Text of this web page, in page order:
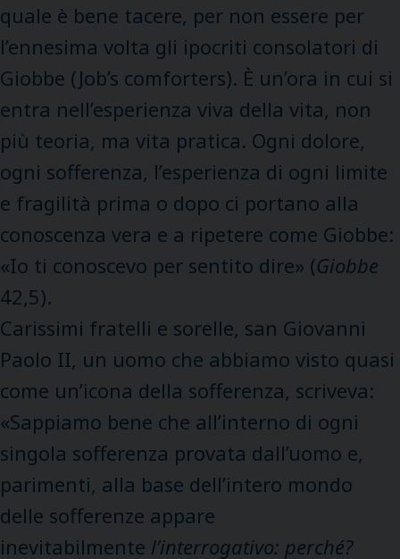
quale è bene tacere, per non essere per
l’ennesima volta gli ipocriti consolatori di
Giobbe (Job’s comforters). È un’ora in cui si
entra nell’esperienza viva della vita, non
più teoria, ma vita pratica. Ogni dolore,
ogni sofferenza, l’esperienza di ogni limite
e fragilità prima o dopo ci portano alla
conoscenza vera e a ripetere come Giobbe:
«Io ti conoscevo per sentito dire» (Giobbe
42,5).
Carissimi fratelli e sorelle, san Giovanni
Paolo II, un uomo che abbiamo visto quasi
come un’icona della sofferenza, scriveva:
«Sappiamo bene che all’interno di ogni
singola sofferenza provata dall’uomo e,
parimenti, alla base dell’intero mondo
delle sofferenze appare
inevitabilmente l’interrogativo: perché?